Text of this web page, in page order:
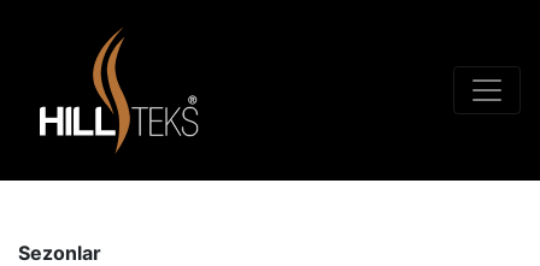
Sezonlar